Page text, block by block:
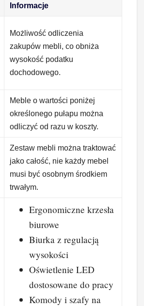
Informacje
Możliwość odliczenia
zakupów mebli, co obniża
wysokość podatku
dochodowego.
Meble o wartości poniżej
określonego pułapu można
odliczyć od razu w koszty.
Zestaw mebli można traktować
jako całość, nie każdy mebel
musi być osobnym środkiem
trwałym.
Ergonomiczne krzesła
biurowe
Biurka z regulacją
wysokości
Oświetlenie LED
dostosowane do pracy
Komody i szafy na